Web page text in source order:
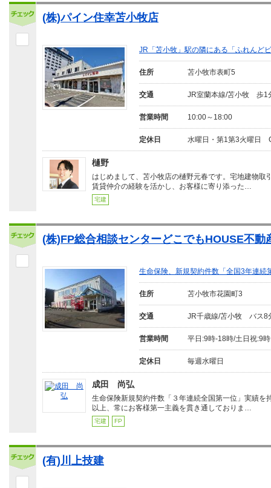
(株)パイン住幸苫小牧店
JR「苫小牧」駅の隣にある「ふれんど
住所 苫小牧市表町5
交通 JR室蘭本線/苫小牧 歩1
営業時間 10:00～18:00
定休日 水曜日・第1第3火曜日
樋野
はじめまして、苫小牧店の樋野元春です。宅地建物取
賃貸仲介の経験を活かし、お客様に寄り添った…
宅建
(株)FP総合相談センターどこでもHOUSE不動
生命保険、新規契約件数「全国3年連続
住所 苫小牧市花園町3
交通 JR千歳線/苫小牧 バス8
営業時間 平日:9時-18時/土日祝:9
定休日 毎週水曜日
成田 尚弘
生命保険新規契約件数「３年連続全国第一位」実績を
以上、常にお客様第一主義を貫き通しておりま…
宅建 FP
(有)川上技建